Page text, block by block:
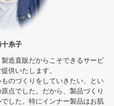
糸子
造直販だからこそできるサービ
供いたします。
のづくりをしていきたい、とい
点でした。だから、製品づくり
した。特にインナー製品はお肌